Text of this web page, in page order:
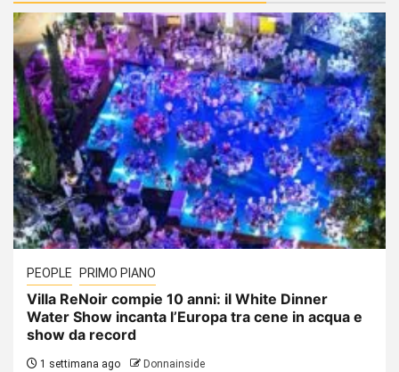
PEOPLE PRIMO PIANO
Villa ReNoir compie 10 anni: il White Dinner
Water Show incanta l’Europa tra cene in acqua e
show da record
1 settimana ago Donnainside